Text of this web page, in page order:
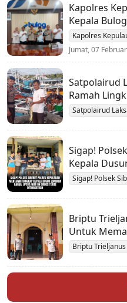
Kapolres
Kepala
Ketahanan
Kapolres
Jumat, 07
Satpolairud
Ramah
Satpolairud
Sigap!
Kepala
Ditingkatkan
Sigap! Polsek
Briptu
Untuk
Berlangsung
Briptu